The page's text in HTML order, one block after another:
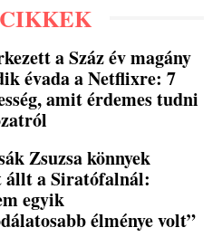
a Száz év magány
évada a Netflixre: 7
amit érdemes tudni
Zsuzsa könnyek
állt a Siratófalnál:
egyik
élménye volt”